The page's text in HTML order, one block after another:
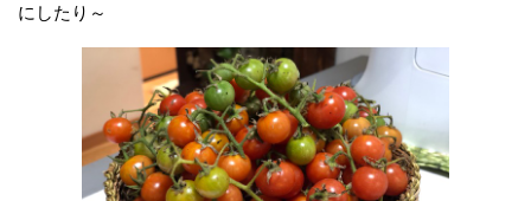
にしたり～